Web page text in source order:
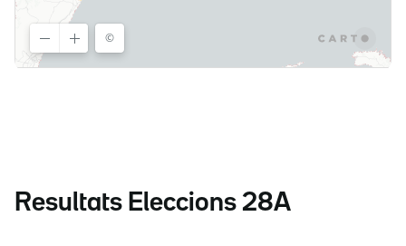
Resultats Eleccions 28A